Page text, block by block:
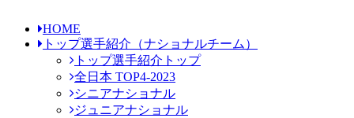
HOME
トップ選手紹介 （ナショナルチーム）
トップ選手紹介トップ
全日本 TOP4-2023
シニアナショナル
ジュニアナショナル